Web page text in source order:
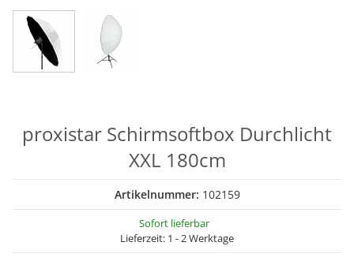
proxistar Schirmsoftbox Durchlicht
XXL 180cm
Artikelnummer: 102159
Sofort lieferbar
Lieferzeit: 1 - 2 Werktage